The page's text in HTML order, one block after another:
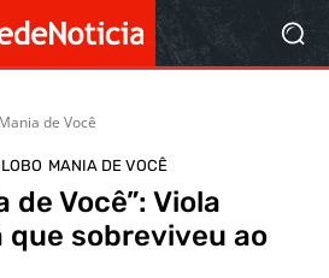
Mania de Você
MANIA DE VOCÊ
de Você”: Viola
que sobreviveu ao